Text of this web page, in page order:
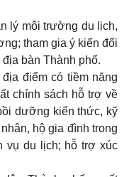
lý môi trường du lịch,
tham gia ý kiến đối
bàn Thành phố.
điểm có tiềm năng
chính sách hỗ trợ về
dưỡng kiến thức, kỹ
hộ gia đình trong
vụ du lịch; hỗ trợ xúc